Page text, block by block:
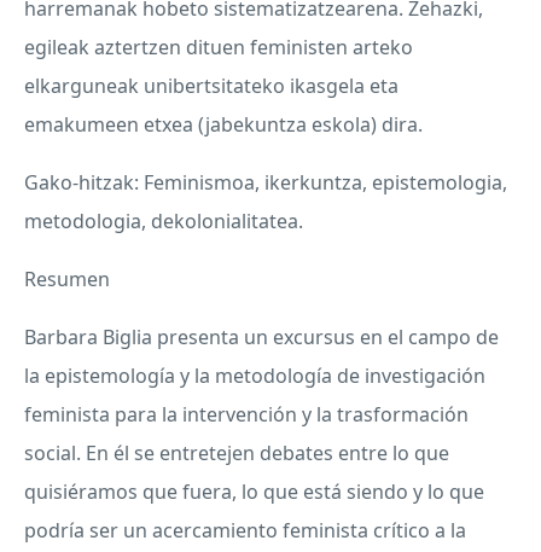
harremanak hobeto sistematizatzearena. Zehazki,
egileak aztertzen dituen feministen arteko
elkarguneak unibertsitateko ikasgela eta
emakumeen etxea (jabekuntza eskola) dira.
Gako-hitzak: Feminismoa, ikerkuntza, epistemologia,
metodologia, dekolonialitatea.
Resumen
Barbara Biglia presenta un excursus en el campo de
la epistemología y la metodología de investigación
feminista para la intervención y la trasformación
social. En él se entretejen debates entre lo que
quisiéramos que fuera, lo que está siendo y lo que
podría ser un acercamiento feminista crítico a la